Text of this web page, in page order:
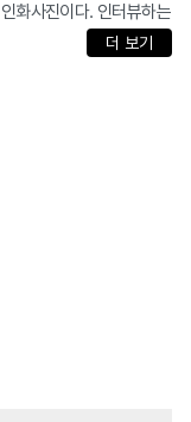
화사진이다. 인터뷰하는
더 보기